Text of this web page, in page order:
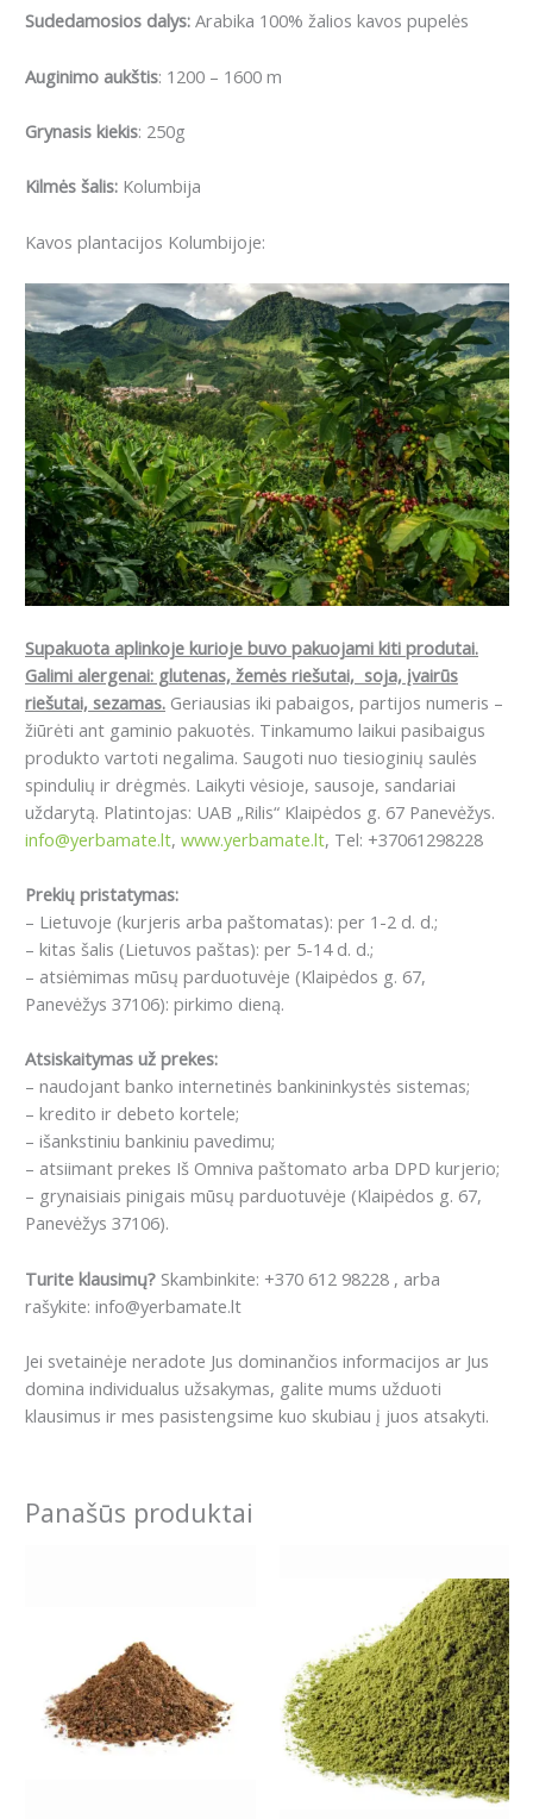
Sudedamosios dalys: Arabika 100% žalios kavos pupelės
Auginimo aukštis: 1200 – 1600 m
Grynasis kiekis: 250g
Kilmės šalis: Kolumbija
Kavos plantacijos Kolumbijoje:
Supakuota aplinkoje kurioje buvo pakuojami kiti produtai.
Galimi alergenai: glutenas, žemės riešutai, soja, įvairūs
riešutai, sezamas. Geriausias iki pabaigos, partijos numeris –
žiūrėti ant gaminio pakuotės. Tinkamumo laikui pasibaigus
produkto vartoti negalima. Saugoti nuo tiesioginių saulės
spindulių ir drėgmės. Laikyti vėsioje, sausoje, sandariai
uždarytą. Platintojas: UAB „Rilis“ Klaipėdos g. 67 Panevėžys.
info@yerbamate.lt, www.yerbamate.lt, Tel: +37061298228
Prekių pristatymas:
– Lietuvoje (kurjeris arba paštomatas): per 1-2 d. d.;
– kitas šalis (Lietuvos paštas): per 5-14 d. d.;
– atsiėmimas mūsų parduotuvėje (Klaipėdos g. 67,
Panevėžys 37106): pirkimo dieną.
Atsiskaitymas už prekes:
– naudojant banko internetinės bankininkystės sistemas;
– kredito ir debeto kortele;
– išankstiniu bankiniu pavedimu;
– atsiimant prekes Iš Omniva paštomato arba DPD kurjerio;
– grynaisiais pinigais mūsų parduotuvėje (Klaipėdos g. 67,
Panevėžys 37106).
Turite klausimų? Skambinkite: +370 612 98228 , arba
rašykite: info@yerbamate.lt
Jei svetainėje neradote Jus dominančios informacijos ar Jus
domina individualus užsakymas, galite mums užduoti
klausimus ir mes pasistengsime kuo skubiau į juos atsakyti.
Panašūs produktai
multiple
variants.
The
options
may
range:
8.99€
through
16.99€
product
has
multiple
variants.
The
options
may
be
chosen